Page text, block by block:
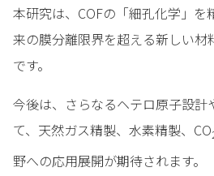
本研究は、COFの「細孔化学」を
来の膜分離限界を超える新しい
です。
今後は、さらなるヘテロ原子設計
て、天然ガス精製、水素精製、CO
野への応用展開が期待されます。